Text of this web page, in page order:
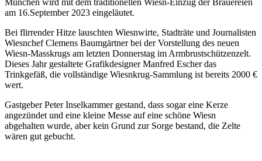
München wird mit dem traditionellen Wiesn-Einzug der Brauereien
am 16.September 2023 eingeläutet.
Bei flirrender Hitze lauschten Wiesnwirte, Stadträte und Journalisten
Wiesnchef Clemens Baumgärtner bei der Vorstellung des neuen
Wiesn-Masskrugs am letzten Donnerstag im Armbrustschützenzelt.
Dieses Jahr gestaltete Grafikdesigner Manfred Escher das
Trinkgefäß, die vollständige Wiesnkrug-Sammlung ist bereits 2000 €
wert.
Gastgeber Peter Inselkammer gestand, dass sogar eine Kerze
angezündet und eine kleine Messe auf eine schöne Wiesn
abgehalten wurde, aber kein Grund zur Sorge bestand, die Zelte
wären gut gebucht.